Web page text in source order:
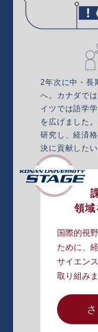
2年次に中・長
へ。カナダで
イツでは語学
を広げました
研究し、経済
決に貢献したい
領域
国際的視
ために、
サイエン
取り組みま